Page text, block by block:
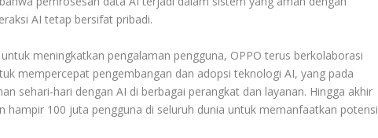
AI tetap bersifat pribadi.
meningkatkan pengalaman pengguna, OPPO terus berkolaborasi
mempercepat pengembangan dan adopsi teknologi AI, yang pada
sehari-hari dengan AI di berbagai perangkat dan layanan. Hingga akhir
hampir 100 juta pengguna di seluruh dunia untuk memanfaatkan potensi